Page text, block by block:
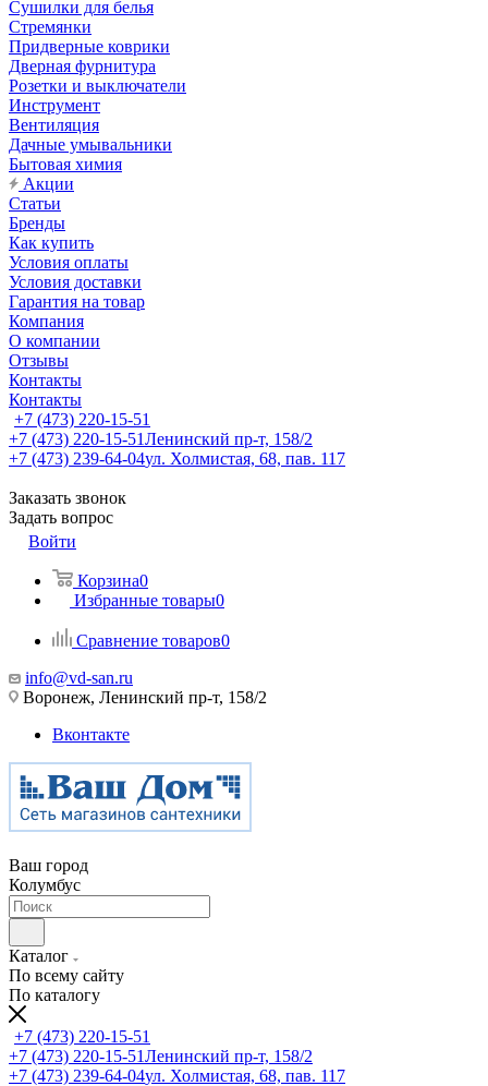
Сушилки для белья
Стремянки
Придверные коврики
Дверная фурнитура
Розетки и выключатели
Инструмент
Вентиляция
Дачные умывальники
Бытовая химия
Акции
Статьи
Бренды
Как купить
Условия оплаты
Условия доставки
Гарантия на товар
Компания
О компании
Отзывы
Контакты
Контакты
+7 (473) 220-15-51
+7 (473) 220-15-51Ленинский пр-т, 158/2
+7 (473) 239-64-04ул. Холмистая, 68, пав. 117
Заказать звонок
Задать вопрос
Войти
Корзина0
Избранные товары0
Сравнение товаров0
info@vd-san.ru
Воронеж, Ленинский пр-т, 158/2
Вконтакте
Ваш город
Колумбус
Каталог
По всему сайту
По каталогу
+7 (473) 220-15-51
+7 (473) 220-15-51Ленинский пр-т, 158/2
+7 (473) 239-64-04ул. Холмистая, 68, пав. 117